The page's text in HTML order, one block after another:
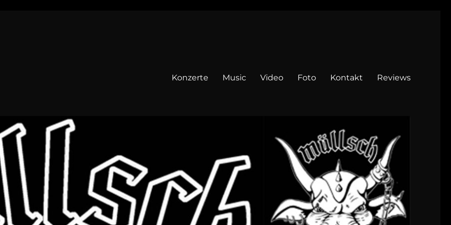
Konzerte Music Video Foto Kontakt Reviews